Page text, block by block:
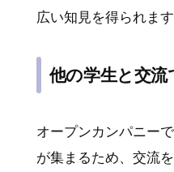
広い知見を得られます
他の学生と交流
オープンカンパニー
が集まるため、交流